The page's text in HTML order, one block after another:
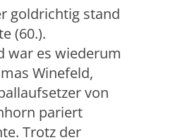
goldrichtig stand
(60.).
war es wiederum
Winefeld,
von
pariert
Trotz der